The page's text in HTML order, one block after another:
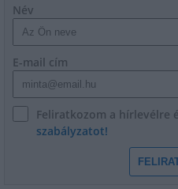
Név
E-mail cím
Feliratkozom a hírlevélre
szabályzatot!